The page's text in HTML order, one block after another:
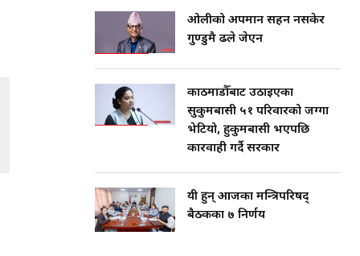
ओलीको अपमान सहन नसकेर
गुण्डुमै ढले जेएन
काठमाडौँबाट उठाइएका
सुकुमबासी ५१ परिवारको जग्गा
भेटियो, हुकुमबासी भएपछि
कारवाही गर्दै सरकार
यी हुन् आजका मन्त्रिपरिषद्
बैठकका ७ निर्णय